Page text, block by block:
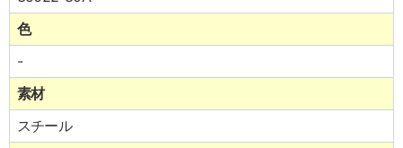
色
-
素材
スチール